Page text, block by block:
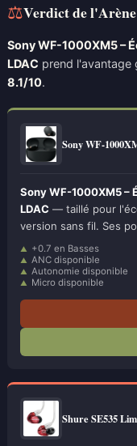
⚖Verdict de l'Arène
Sony WF-1000XM5 –
LDAC prend l'avantage
8.1/10.
Sony WF-
Sony WF-1000XM5 –
LDAC — taillé pour
version sans fil. Ses
+0.7 en Basses
ANC disponible
Autonomie disponible
Micro disponible
Shure SE535